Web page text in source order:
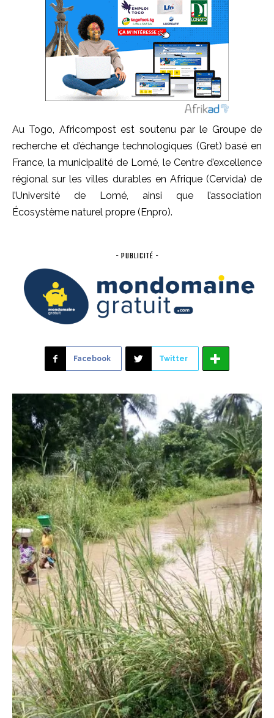
Au Togo, Africompost est soutenu par le Groupe de
recherche et d’échange technologiques (Gret) basé en
France, la municipalité de Lomé, le Centre d’excellence
régional sur les villes durables en Afrique (Cervida) de
l’Université de Lomé, ainsi que l’association
Écosystème naturel propre (Enpro).
- PUBLICITÉ -
Facebook Twitter